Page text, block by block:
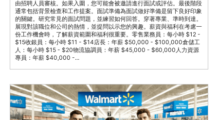
由招聘人員審核。如果入圍，您可能會被邀請進行面試或評估。最後階段
通常包括背景檢查和工作提案。面試準備為面試做好準備是留下良好印象
的關鍵。研究常見的面試問題，並練習如何回答。穿著專業、準時到達。
展現對該職位和公司的熱情，並提問以示您的興趣。薪資與福利在考慮一
份工作機會時，了解薪資範圍和福利很重要。零售業務員：每小時 $12 -
$15收銀員：每小時 $11 - $14店長：年薪 $50,000 - $100,000倉儲工
人：每小時 $15 - $20物流協調員：年薪 $45,000 - $60,000人力資源
專員：年薪 $40,000 -...